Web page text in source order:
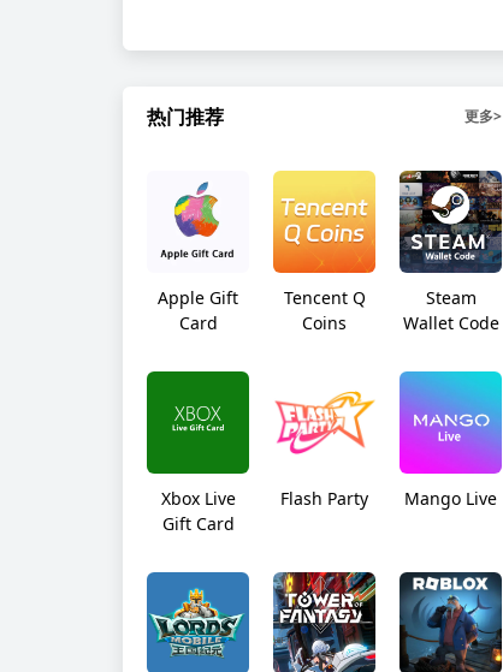
热门推荐 更多>
Apple Gift
Card
Tencent Q
Coins
Steam
Wallet Code
Xbox Live
Gift Card
Flash Party Mango Live